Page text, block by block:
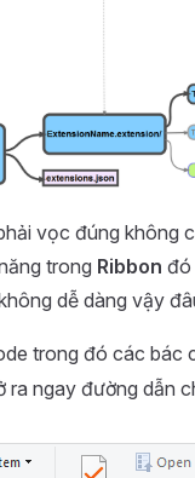
vọc đúng không
trong Ribbon đó
dễ dàng vậy
trong đó các bác
ra ngay đường dẫn